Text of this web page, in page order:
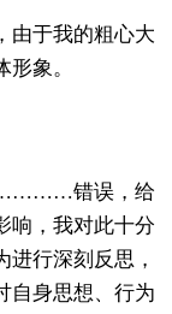
由于我的粗心大
象。
…………错误，给
响，我对此十分
行深刻反思，
自身思想、行为